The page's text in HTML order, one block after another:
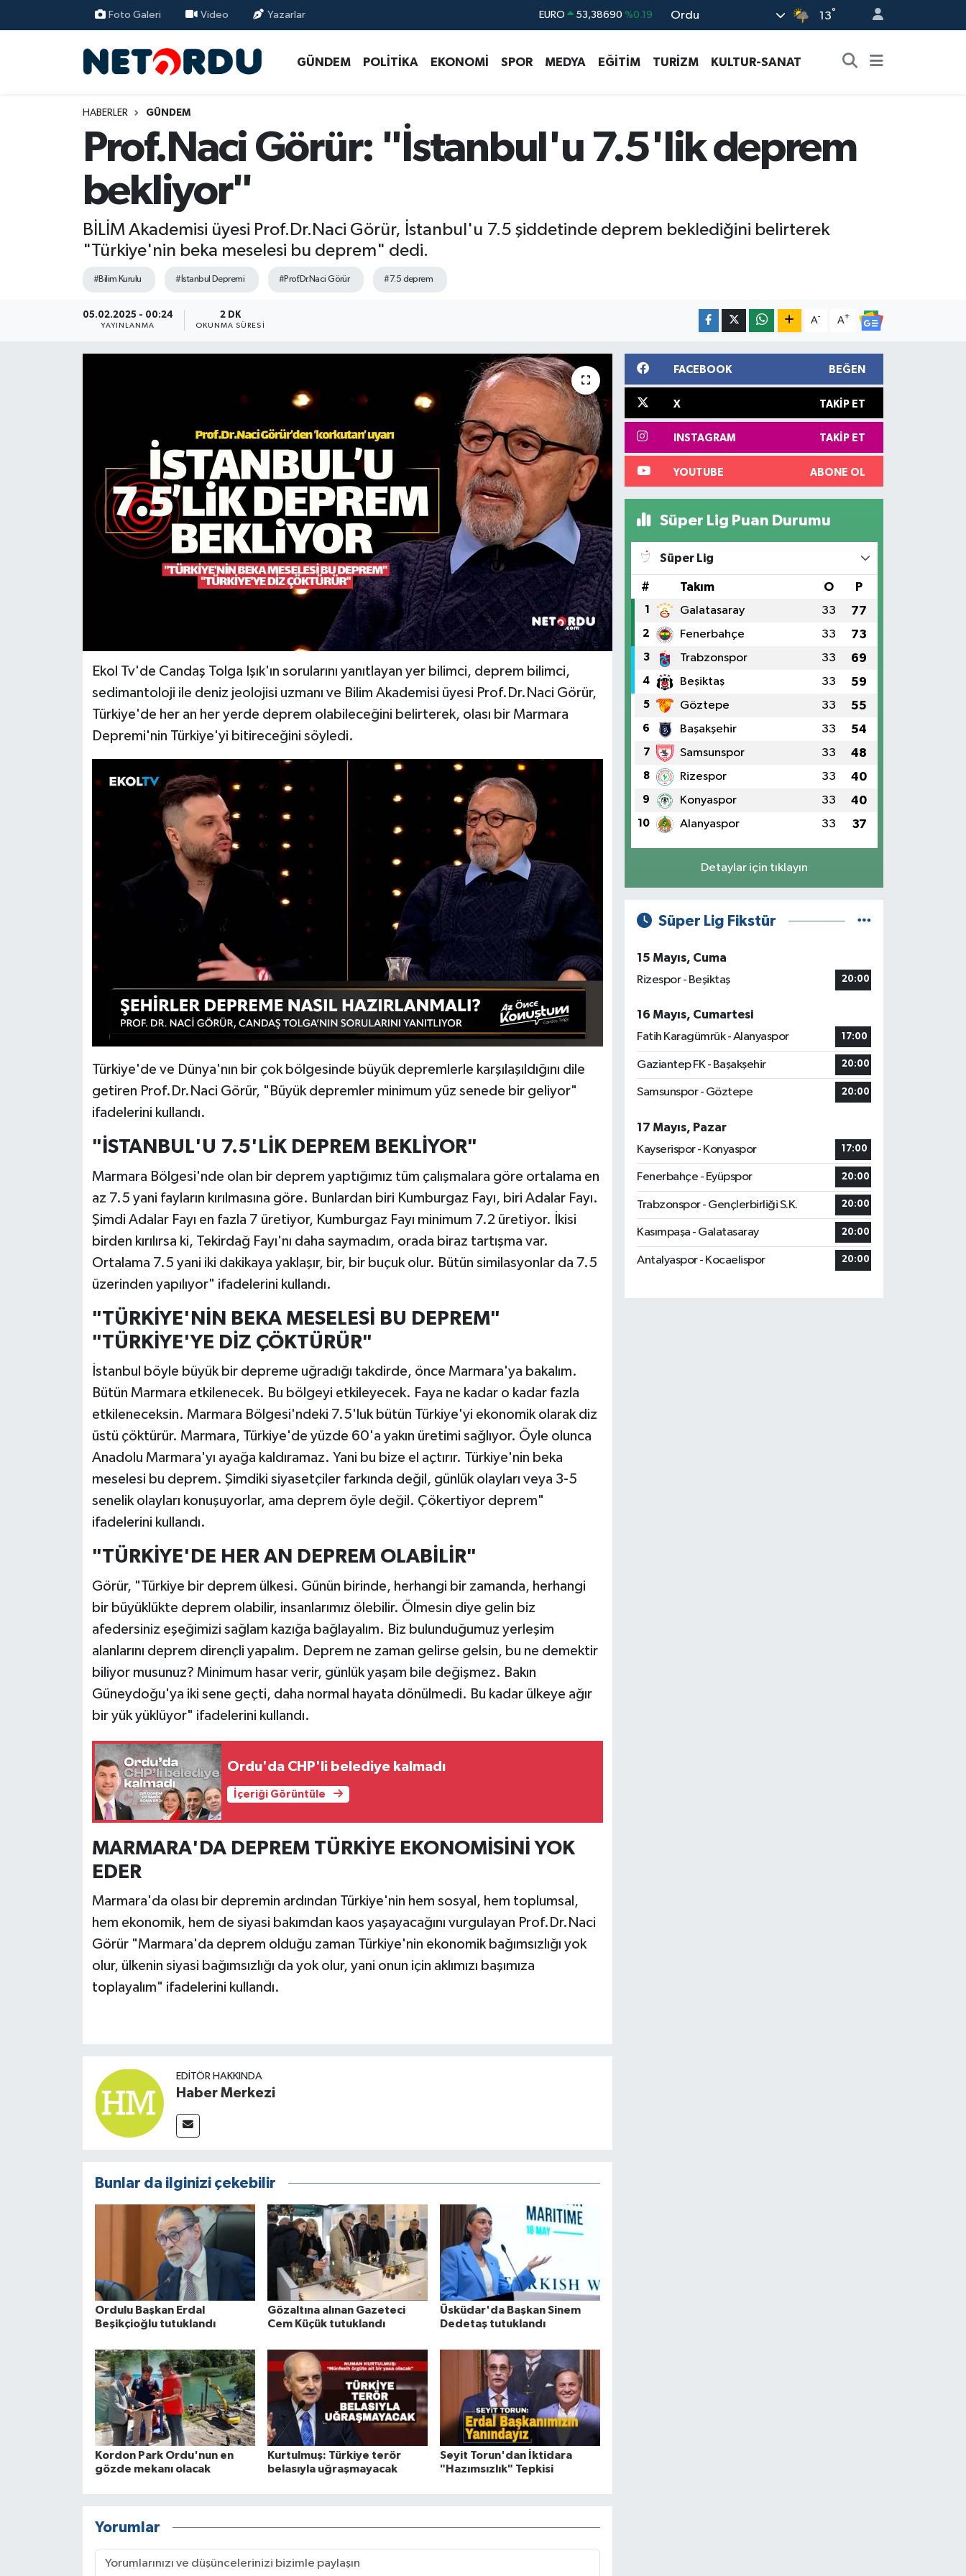
Foto Galeri Video Yazarlar STERLİN 61,60380 %0.18
BİST100 14.598,00 %0
EURO 53,38690 %0.19
Ordu 13°
GÜNDEM POLİTİKA EKONOMİ SPOR MEDYA EĞİTİM TURİZM KULTUR-SANAT
HABERLER GÜNDEM
Prof.Naci Görür: "İstanbul'u 7.5'lik deprem
bekliyor"
BİLİM Akademisi üyesi Prof.Dr.Naci Görür, İstanbul'u 7.5 şiddetinde deprem beklediğini belirterek
"Türkiye'nin beka meselesi bu deprem" dedi.
#Bilim Kurulu #İstanbul Depremi #Prof.Dr.Naci Görür #7.5 deprem
05.02.2025 - 00:24
YAYINLANMA
2 DK
OKUNMA SÜRESI
A- A+
Ekol Tv'de Candaş Tolga Işık'ın sorularını yanıtlayan yer bilimci, deprem bilimci,
sedimantoloji ile deniz jeolojisi uzmanı ve Bilim Akademisi üyesi Prof.Dr.Naci Görür,
Türkiye'de her an her yerde deprem olabileceğini belirterek, olası bir Marmara
Depremi'nin Türkiye'yi bitireceğini söyledi.
Türkiye'de ve Dünya'nın bir çok bölgesinde büyük depremlerle karşılaşıldığını dile
getiren Prof.Dr.Naci Görür, "Büyük depremler minimum yüz senede bir geliyor"
ifadelerini kullandı.
"İSTANBUL'U 7.5'LİK DEPREM BEKLİYOR"
Marmara Bölgesi'nde olan bir deprem yaptığımız tüm çalışmalara göre ortalama en
az 7.5 yani fayların kırılmasına göre. Bunlardan biri Kumburgaz Fayı, biri Adalar Fayı.
Şimdi Adalar Fayı en fazla 7 üretiyor, Kumburgaz Fayı minimum 7.2 üretiyor. İkisi
birden kırılırsa ki, Tekirdağ Fayı'nı daha saymadım, orada biraz tartışma var.
Ortalama 7.5 yani iki dakikaya yaklaşır, bir, bir buçuk olur. Bütün similasyonlar da 7.5
üzerinden yapılıyor" ifadelerini kullandı.
"TÜRKİYE'NİN BEKA MESELESİ BU DEPREM"
"TÜRKİYE'YE DİZ ÇÖKTÜRÜR"
İstanbul böyle büyük bir depreme uğradığı takdirde, önce Marmara'ya bakalım.
Bütün Marmara etkilenecek. Bu bölgeyi etkileyecek. Faya ne kadar o kadar fazla
etkileneceksin. Marmara Bölgesi'ndeki 7.5'luk bütün Türkiye'yi ekonomik olarak diz
üstü çöktürür. Marmara, Türkiye'de yüzde 60'a yakın üretimi sağlıyor. Öyle olunca
Anadolu Marmara'yı ayağa kaldıramaz. Yani bu bize el açtırır. Türkiye'nin beka
meselesi bu deprem. Şimdiki siyasetçiler farkında değil, günlük olayları veya 3-5
senelik olayları konuşuyorlar, ama deprem öyle değil. Çökertiyor deprem"
ifadelerini kullandı.
"TÜRKİYE'DE HER AN DEPREM OLABİLİR"
Görür, "Türkiye bir deprem ülkesi. Günün birinde, herhangi bir zamanda, herhangi
bir büyüklükte deprem olabilir, insanlarımız ölebilir. Ölmesin diye gelin biz
afedersiniz eşeğimizi sağlam kazığa bağlayalım. Biz bulunduğumuz yerleşim
alanlarını deprem dirençli yapalım. Deprem ne zaman gelirse gelsin, bu ne demektir
biliyor musunuz? Minimum hasar verir, günlük yaşam bile değişmez. Bakın
Güneydoğu'ya iki sene geçti, daha normal hayata dönülmedi. Bu kadar ülkeye ağır
bir yük yüklüyor" ifadelerini kullandı.
Ordu'da CHP'li belediye kalmadı
İçeriği Görüntüle
MARMARA'DA DEPREM TÜRKİYE EKONOMİSİNİ YOK
EDER
Marmara'da olası bir depremin ardından Türkiye'nin hem sosyal, hem toplumsal,
hem ekonomik, hem de siyasi bakımdan kaos yaşayacağını vurgulayan Prof.Dr.Naci
Görür "Marmara'da deprem olduğu zaman Türkiye'nin ekonomik bağımsızlığı yok
olur, ülkenin siyasi bağımsızlığı da yok olur, yani onun için aklımızı başımıza
toplayalım" ifadelerini kullandı.
EDITÖR HAKKINDA
Haber Merkezi
Bunlar da ilginizi çekebilir
Ordulu Başkan Erdal
Beşikçioğlu tutuklandı
Gözaltına alınan Gazeteci
Cem Küçük tutuklandı
Üsküdar'da Başkan Sinem
Dedetaş tutuklandı
Kordon Park Ordu'nun en
gözde mekanı olacak
Kurtulmuş: Türkiye terör
belasıyla uğraşmayacak
Seyit Torun'dan İktidara
"Hazımsızlık" Tepkisi
Yorumlar
FACEBOOK BEĞEN
X TAKIP ET
INSTAGRAM TAKIP ET
YOUTUBE ABONE OL
Süper Lig Puan Durumu
Süper Lig
# Takım O P
1 Galatasaray 33 77
2 Fenerbahçe 33 73
3 Trabzonspor 33 69
4 Beşiktaş 33 59
5 Göztepe 33 55
6 Başakşehir 33 54
7 Samsunspor 33 48
8 Rizespor 33 40
9 Konyaspor 33 40
10 Alanyaspor 33 37
Detaylar için tıklayın
Süper Lig Fikstür
15 Mayıs, Cuma
Rizespor - Beşiktaş
20:00
16 Mayıs, Cumartesi
Fatih Karagümrük - Alanyaspor
17:00
Gaziantep FK - Başakşehir 20:00
Samsunspor - Göztepe 20:00
17 Mayıs, Pazar
Kayserispor - Konyaspor
17:00
Fenerbahçe - Eyüpspor 20:00
Trabzonspor - Gençlerbirliği S.K. 20:00
Kasımpaşa - Galatasaray 20:00
Antalyaspor - Kocaelispor 20:00
BİLİM-TEKNİK
EKONOMİ
OTOMOBİL
ÖZEL HABER
Nöbetçi Eczaneler
Trafik Durumu
Süper Lig Puan Durumu ve Fikstür
Tüm Manşetler
Son Dakika Haberleri
Haber Arşivi